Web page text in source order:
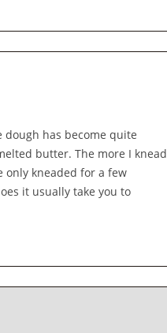
has become quite
butter. The more I knead
only kneaded for a few
it usually take you to